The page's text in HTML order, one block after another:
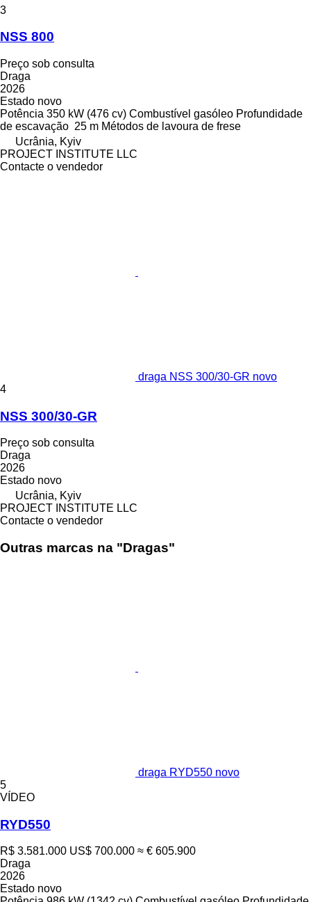
3
NSS 800
Preço sob consulta
Draga
2026
Estado novo
Potência 350 kW (476 cv) Combustível gasóleo Profundidade
de escavação 25 m Métodos de lavoura de frese
Ucrânia, Kyiv
PROJECT INSTITUTE LLC
Contacte o vendedor
draga NSS 300/30-GR novo
4
NSS 300/30-GR
Preço sob consulta
Draga
2026
Estado novo
Ucrânia, Kyiv
PROJECT INSTITUTE LLC
Contacte o vendedor
Outras marcas na "Dragas"
draga RYD550 novo
5
VÍDEO
RYD550
R$ 3.581.000 US$ 700.000 ≈ € 605.900
Draga
2026
Estado novo